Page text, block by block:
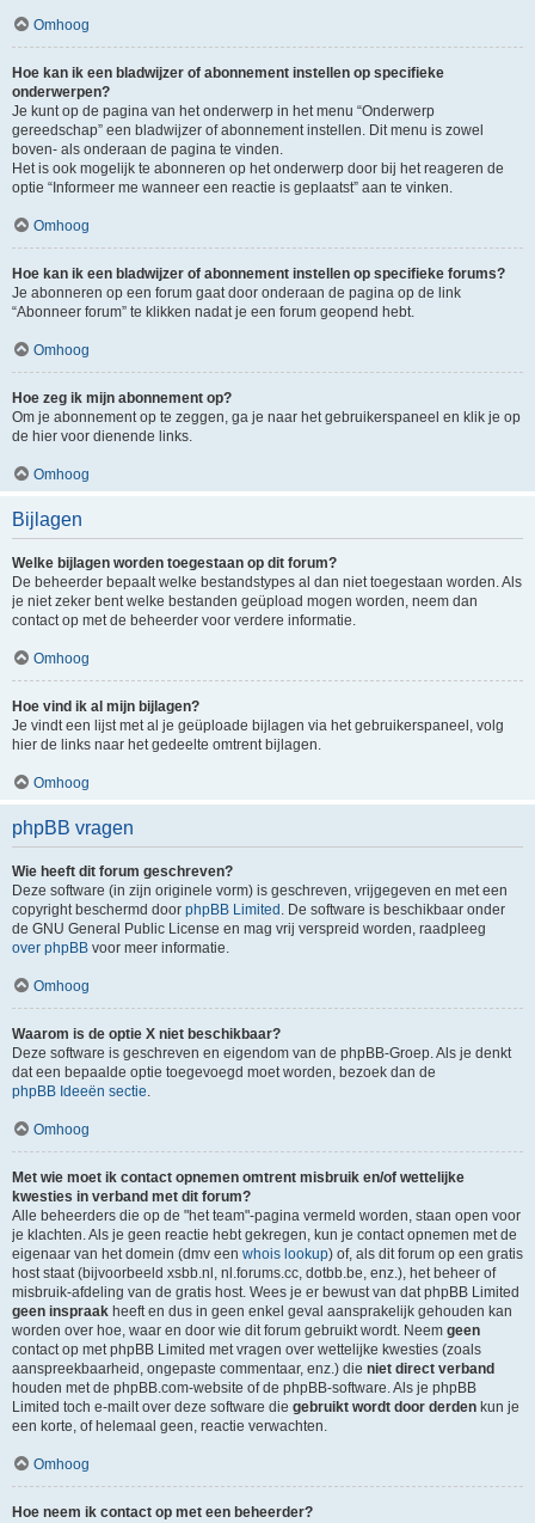
Omhoog
Hoe kan ik een bladwijzer of abonnement instellen op specifieke
onderwerpen?
Je kunt op de pagina van het onderwerp in het menu “Onderwerp
gereedschap” een bladwijzer of abonnement instellen. Dit menu is zowel
boven- als onderaan de pagina te vinden.
Het is ook mogelijk te abonneren op het onderwerp door bij het reageren de
optie “Informeer me wanneer een reactie is geplaatst” aan te vinken.
Omhoog
Hoe kan ik een bladwijzer of abonnement instellen op specifieke forums?
Je abonneren op een forum gaat door onderaan de pagina op de link
“Abonneer forum” te klikken nadat je een forum geopend hebt.
Omhoog
Hoe zeg ik mijn abonnement op?
Om je abonnement op te zeggen, ga je naar het gebruikerspaneel en klik je op
de hier voor dienende links.
Omhoog
Bijlagen
Welke bijlagen worden toegestaan op dit forum?
De beheerder bepaalt welke bestandstypes al dan niet toegestaan worden. Als
je niet zeker bent welke bestanden geüpload mogen worden, neem dan
contact op met de beheerder voor verdere informatie.
Omhoog
Hoe vind ik al mijn bijlagen?
Je vindt een lijst met al je geüploade bijlagen via het gebruikerspaneel, volg
hier de links naar het gedeelte omtrent bijlagen.
Omhoog
phpBB vragen
Wie heeft dit forum geschreven?
Deze software (in zijn originele vorm) is geschreven, vrijgegeven en met een
copyright beschermd door phpBB Limited . De software is beschikbaar onder
de GNU General Public License en mag vrij verspreid worden, raadpleeg
over phpBB voor meer informatie.
Omhoog
Waarom is de optie X niet beschikbaar?
Deze software is geschreven en eigendom van de phpBB-Groep. Als je denkt
dat een bepaalde optie toegevoegd moet worden, bezoek dan de
phpBB Ideeën sectie.
Omhoog
Met wie moet ik contact opnemen omtrent misbruik en/of wettelijke
kwesties in verband met dit forum?
Alle beheerders die op de "het team"-pagina vermeld worden, staan open voor
je klachten. Als je geen reactie hebt gekregen, kun je contact opnemen met de
eigenaar van het domein (dmv een whois lookup) of, als dit forum op een gratis
host staat (bijvoorbeeld xsbb.nl, nl.forums.cc, dotbb.be, enz.), het beheer of
misbruik-afdeling van de gratis host. Wees je er bewust van dat phpBB Limited
geen inspraak heeft en dus in geen enkel geval aansprakelijk gehouden kan
worden over hoe, waar en door wie dit forum gebruikt wordt. Neem geen
contact op met phpBB Limited met vragen over wettelijke kwesties (zoals
aanspreekbaarheid, ongepaste commentaar, enz.) die niet direct verband
houden met de phpBB.com-website of de phpBB-software. Als je phpBB
Limited toch e-mailt over deze software die gebruikt wordt door derden kun je
een korte, of helemaal geen, reactie verwachten.
Omhoog
Hoe neem ik contact op met een beheerder?